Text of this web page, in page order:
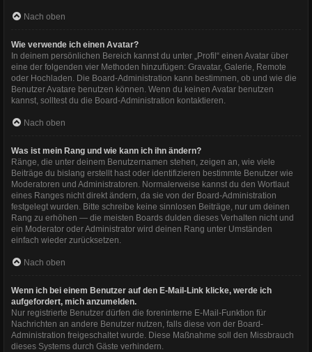
Nach oben
Wie verwende ich einen Avatar?
In deinem persönlichen Bereich kannst du unter „Profil“ einen Avatar über
eine der folgenden vier Methoden hinzufügen: Gravatar, Galerie, Remote
oder Hochladen. Die Board-Administration kann bestimmen, ob und wie die
Benutzer Avatare benutzen können. Wenn du keinen Avatar benutzen
kannst, solltest du die Board-Administration kontaktieren.
Nach oben
Was ist mein Rang und wie kann ich ihn ändern?
Ränge, die unter deinem Benutzernamen stehen, zeigen an, wie viele
Beiträge du bislang erstellt hast oder identifizieren bestimmte Benutzer wie
Moderatoren und Administratoren. Normalerweise kannst du den Wortlaut
eines Ranges nicht direkt ändern, da sie von der Board-Administration
festgelegt wurden. Bitte schreibe keine sinnlosen Beiträge, nur um deinen
Rang zu erhöhen — die meisten Boards dulden dieses Verhalten nicht und
ein Moderator oder Administrator wird deinen Rang unter Umständen
einfach wieder zurücksetzen.
Nach oben
Wenn ich bei einem Benutzer auf den E-Mail-Link klicke, werde ich
aufgefordert, mich anzumelden.
Nur registrierte Benutzer dürfen die foreninterne E-Mail-Funktion für
Nachrichten an andere Benutzer nutzen, falls diese von der Board-
Administration freigeschaltet wurde. Diese Maßnahme soll den Missbrauch
dieses Systems durch Gäste verhindern.